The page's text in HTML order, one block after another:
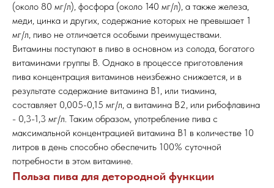
(около 80 мг/л), фосфора (около 140 мг/л), а также железа,
меди, цинка и других, содержание которых не превышает 1
мг/л, пиво не отличается особыми преимуществами.
Витамины поступают в пиво в основном из солода, богатого
витаминами группы В. Однако в процессе приготовления
пива концентрация витаминов неизбежно снижается, и в
результате содержание витамина В1, или тиамина,
составляет 0,005-0,15 мг/л, а витамина В2, или рибофлавина
- 0,3-1,3 мг/л. Таким образом, употребление пива с
максимальной концентрацией витамина В1 в количестве 10
литров в день способно обеспечить 100% суточной
потребности в этом витамине.
Польза пива для детородной функции